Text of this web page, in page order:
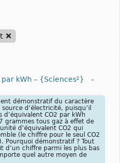
kWh – {Sciences²}
-
démonstratif du caractère
d’électricité, puisqu’il
CO2 par kWh
grammes tous gaz à effet de
d’équivalent CO2 qui
(le chiffre pour le seul CO2
Pourquoi démonstratif ? Tout
d’un chiffre parmi les plus bas
quel autre moyen de